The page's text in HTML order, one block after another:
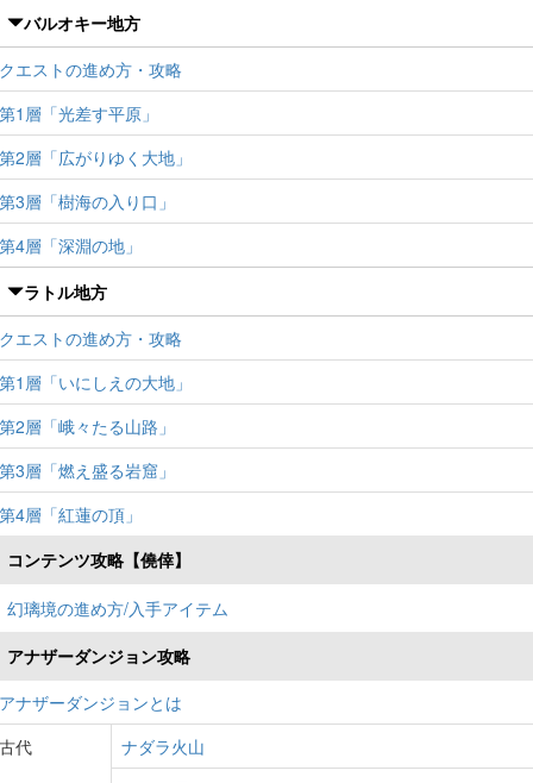
バルオキー地方
クエストの進め方・攻略
第1層「光差す平原」
第2層「広がりゆく大地」
第3層「樹海の入り口」
第4層「深淵の地」
ラトル地方
クエストの進め方・攻略
第1層「いにしえの大地」
第2層「峨々たる山路」
第3層「燃え盛る岩窟」
第4層「紅蓮の頂」
コンテンツ攻略【僥倖】
幻璃境の進め方/入手アイテム
アナザーダンジョン攻略
アナザーダンジョンとは
古代
ナダラ火山